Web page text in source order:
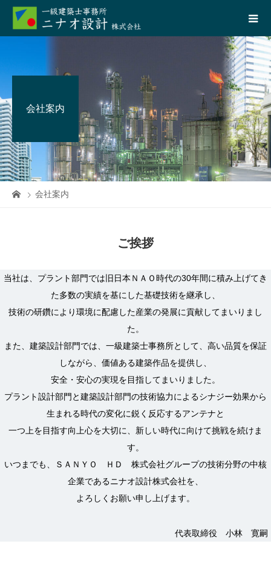
会社案内
会社案内
ご挨拶
当社は、プラント部門では旧日本ＮＡＯ時代の30年間に積み上げてき
た多数の実績を基にした基礎技術を継承し、
技術の研鑽により環境に配慮した産業の発展に貢献してまいりまし
た。
また、建築設計部門では、一級建築士事務所として、高い品質を保証
しながら、価値ある建築作品を提供し、
安全・安心の実現を目指してまいりました。
プラント設計部門と建築設計部門の技術協力によるシナジー効果から
生まれる時代の変化に鋭く反応するアンテナと
一つ上を目指す向上心を大切に、新しい時代に向けて挑戦を続けま
す。
いつまでも、ＳＡＮＹＯ ＨＤ 株式会社グループの技術分野の中核
企業であるニナオ設計株式会社を、
よろしくお願い申し上げます。
代表取締役 小林 寛嗣